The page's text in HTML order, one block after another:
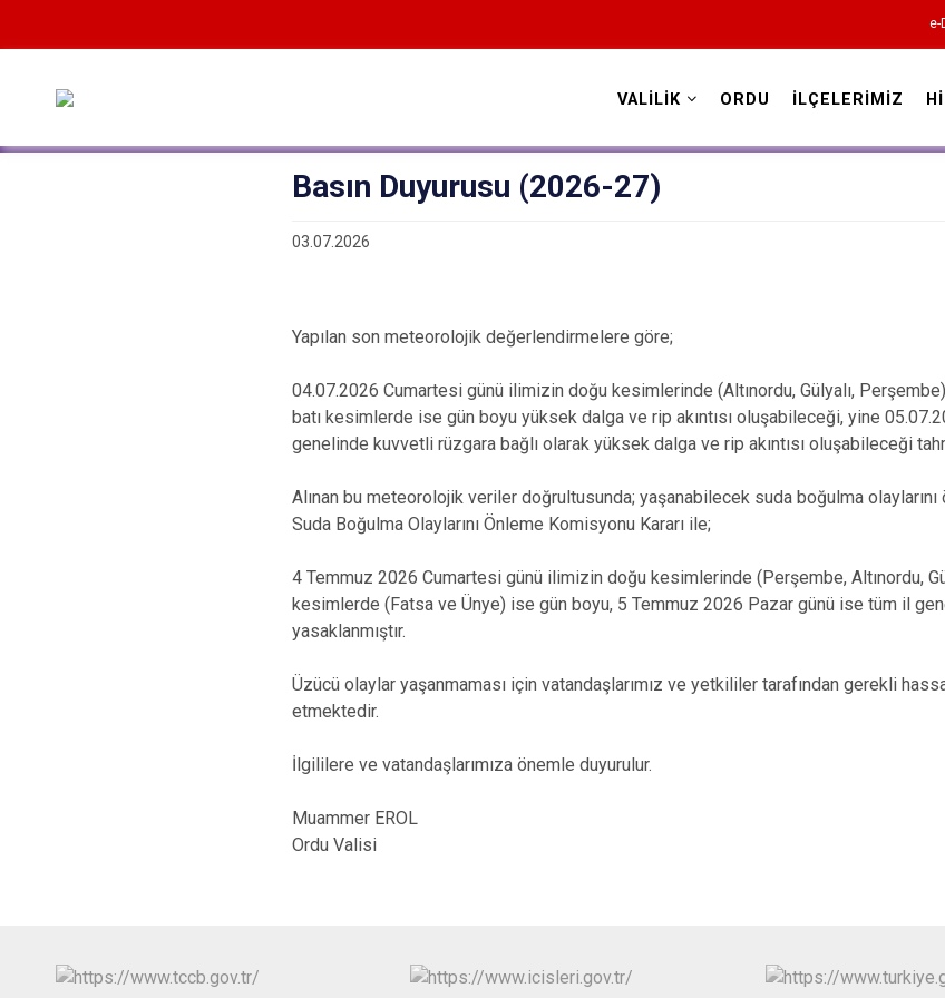
e-
VALİLİK ORDU İLÇELERİMİZ
Basın Duyurusu (2026-27)
03.07.2026
Yapılan son meteorolojik değerlendirmelere göre;
04.07.2026 Cumartesi günü ilimizin doğu kesimlerinde (Altınordu, Gülyalı,
batı kesimlerde ise gün boyu yüksek dalga ve rip akıntısı oluşabileceği, yine
genelinde kuvvetli rüzgara bağlı olarak yüksek dalga ve rip akıntısı oluşabileceği
Alınan bu meteorolojik veriler doğrultusunda; yaşanabilecek suda boğulma
Suda Boğulma Olaylarını Önleme Komisyonu Kararı ile;
4 Temmuz 2026 Cumartesi günü ilimizin doğu kesimlerinde (Perşembe, Altınordu,
kesimlerde (Fatsa ve Ünye) ise gün boyu, 5 Temmuz 2026 Pazar günü ise tüm il
yasaklanmıştır.
Üzücü olaylar yaşanmaması için vatandaşlarımız ve yetkililer tarafından gerekli
etmektedir.
İlgililere ve vatandaşlarımıza önemle duyurulur.
Muammer EROL
Ordu Valisi